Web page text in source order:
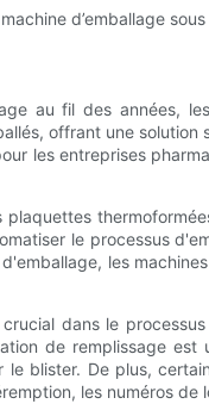
au fil des années,
offrant une
les entreprises
le processus
les
dans le
de remplissage
blister. De plus,
les numéros de